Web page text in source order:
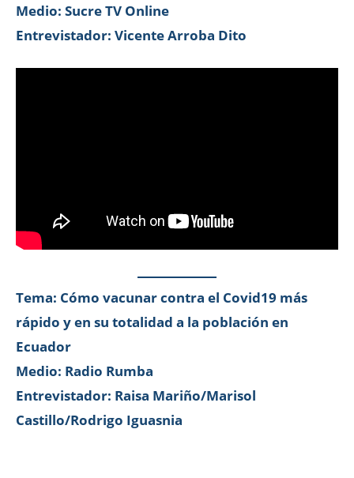
Medio: Sucre TV Online
Entrevistador: Vicente Arroba Dito
Tema: Cómo vacunar contra el Covid19 más
rápido y en su totalidad a la población en
Ecuador
Medio: Radio Rumba
Entrevistador: Raisa Mariño/Marisol
Castillo/Rodrigo Iguasnia